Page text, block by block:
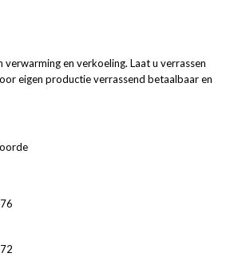
verwarming en verkoeling. Laat u verrassen
eigen productie verrassend betaalbaar en